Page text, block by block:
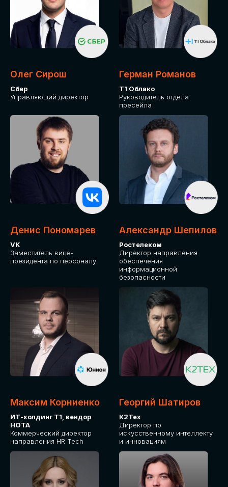
Олег Сирош
Сбер
Управляющий директор
Герман Романов
Т1 Облако
Руководитель отдела
пресейла
Денис Пономарев
VK
Заместитель вице-
президента по персоналу
Александр Шепилов
Ростелеком
Директор направления
обеспечения
информационной
безопасности
Максим Корниенко
ИТ-холдинг Т1, вендор
НОТА
Коммерческий директор
направления HR Tech
Георгий Шатиров
К2Тех
Директор по
искусственному интеллекту
и инновациям